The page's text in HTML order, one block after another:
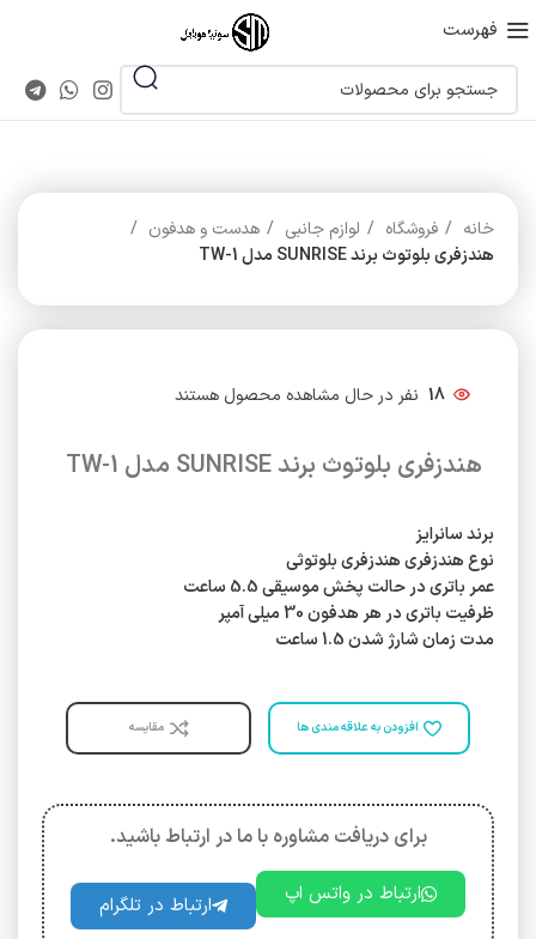
فهرست
خانه فروشگاه لوازم جانبی
هدست و هدفون
هندزفری بلوتوث برند SUNRISE مدل TW-1
18 نفر در حال مشاهده محصول هستند
هندزفری بلوتوث برند SUNRISE مدل TW-1
برند سانرایز
نوع هندزفری هندزفری بلوتوثی
عمر باتری در حالت پخش موسیقی 5.5 ساعت
ظرفیت باتری در هر هدفون 30 میلی آمپر
مدت زمان شارژ شدن 1.5 ساعت
افزودن به علاقه مندی ها مقایسه
برای دریافت مشاوره با ما در ارتباط باشید.
ارتباط در واتس اپ ارتباط در تلگرام